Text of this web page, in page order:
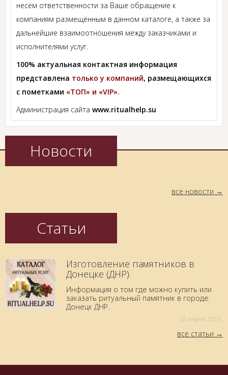
несём ответственности за Ваше обращение к
компаниям размещённым в данном каталоге, а также за
дальнейшие взаимоотношения между заказчиками и
исполнителями услуг.
100% актуальная контактная информация
представлена только у компаний, размещающихся
с пометками «ТОП» и «VIP».
Администрация сайта www.ritualhelp.su
Новости
все новости
Статьи
Изготовление памятников в
Донецке (ДНР).
Информация о том где можно купить или
заказать ритуальный памятник в городе
Донецк ДНР.
25 aпреля 2023г.
все статьи